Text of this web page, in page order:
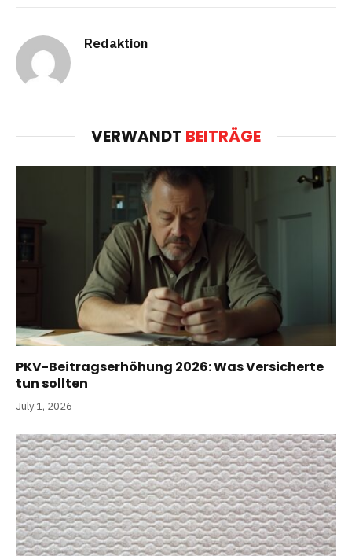
Redaktion
VERWANDT BEITRÄGE
PKV-Beitragserhöhung 2026: Was Versicherte
tun sollten
July 1, 2026